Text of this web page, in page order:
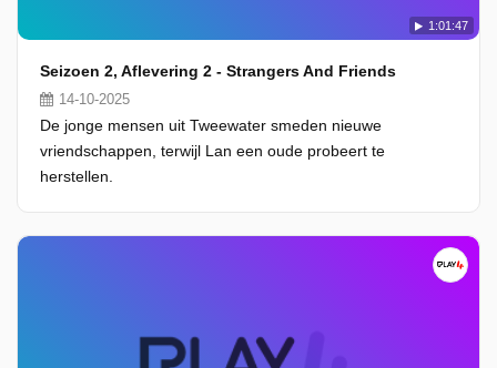
1:01:47
Seizoen 2, Aflevering 2 - Strangers And Friends
14-10-2025
De jonge mensen uit Tweewater smeden nieuwe
vriendschappen, terwijl Lan een oude probeert te
herstellen.